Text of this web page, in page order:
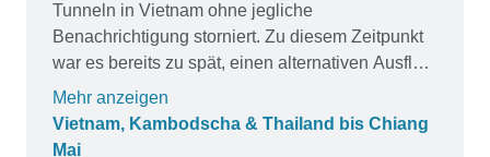
Tunneln in Vietnam ohne jegliche
Benachrichtigung storniert. Zu diesem Zeitpunkt
war es bereits zu spät, einen alternativen Ausflug
zu buchen, da wir erst erfuhren, dass unsere
Reise nicht fortgesetzt wird, als wir in der
Hotellobby zurückgelassen und nicht abgeholt
Mehr anzeigen
Vietnam, Kambodscha & Thailand bis Chiang
Mai